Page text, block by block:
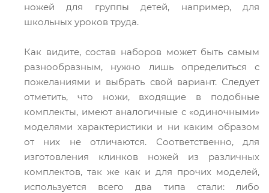
ножей для группы детей, например, для
школьных уроков труда.
Как видите, состав наборов может быть самым
разнообразным, нужно лишь определиться с
пожеланиями и выбрать свой вариант. Следует
отметить, что ножи, входящие в подобные
комплекты, имеют аналогичные с «одиночными»
моделями характеристики и ни каким образом
от них не отличаются. Соответственно, для
изготовления клинков ножей из различных
комплектов, так же как и для прочих моделей,
используется всего два типа стали: либо